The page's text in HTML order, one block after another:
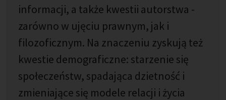
informacji, a także kwestii autorstwa -
zarówno w ujęciu prawnym, jak i
filozoficznym. Na znaczeniu zyskują też
kwestie demograficzne: starzenie się
społeczeństw, spadająca dzietność i
zmieniające się modele relacji i życia